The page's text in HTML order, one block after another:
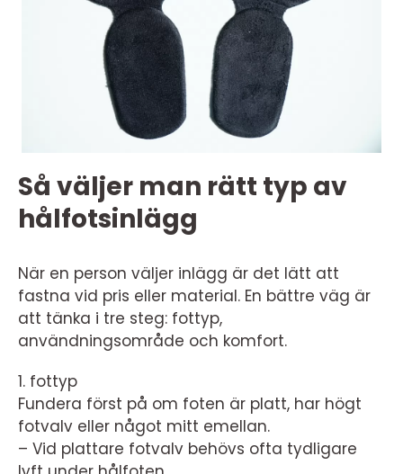
Så väljer man rätt typ av
hålfotsinlägg
När en person väljer inlägg är det lätt att
fastna vid pris eller material. En bättre väg är
att tänka i tre steg: fottyp,
användningsområde och komfort.
1. fottyp
Fundera först på om foten är platt, har högt
fotvalv eller något mitt emellan.
– Vid plattare fotvalv behövs ofta tydligare